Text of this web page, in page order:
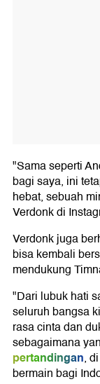
"Sama seperti
bagi saya, ini
hebat, sebuah
Verdonk di
Verdonk juga
bisa kembali
mendukung
"Dari lubuk hati
seluruh bangsa
rasa cinta dan
sebagaimana
pertandingan,
bermain bagi